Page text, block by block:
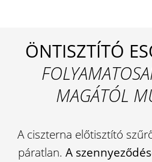
ÖNTISZTÍTÓ
MAGÁTÓL
A ciszterna előtisztító
páratlan. A